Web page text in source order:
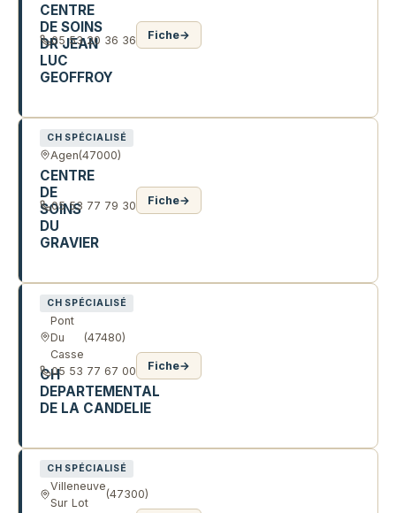
CENTRE
DE SOINS
DR JEAN
LUC
GEOFFROY
05 53 20 36 36 Fiche→
CH SPÉCIALISÉ
Agen(47000)
CENTRE
DE
SOINS
DU
GRAVIER
05 53 77 79 30 Fiche→
CH SPÉCIALISÉ
Pont
Du
Casse
(47480)
CH
DEPARTEMENTAL
DE LA CANDELIE
05 53 77 67 00 Fiche→
CH SPÉCIALISÉ
Villeneuve
Sur Lot
(47300)